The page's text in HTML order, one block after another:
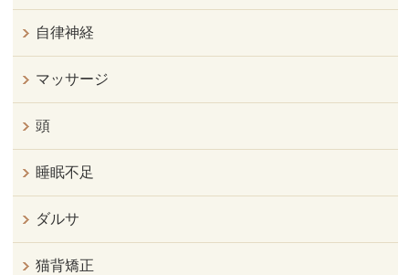
自律神経
マッサージ
頭
睡眠不足
ダルサ
猫背矯正